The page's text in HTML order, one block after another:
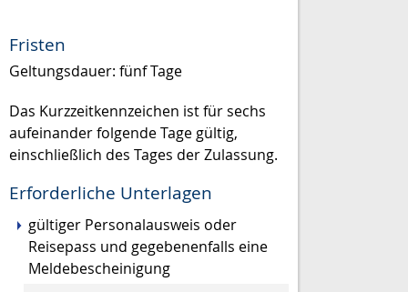
Fristen
Geltungsdauer: fünf Tage
Das Kurzzeitkennzeichen ist für sechs
aufeinander folgende Tage gültig,
einschließlich des Tages der Zulassung.
Erforderliche Unterlagen
gültiger Personalausweis oder
Reisepass und gegebenenfalls eine
Meldebescheinigung